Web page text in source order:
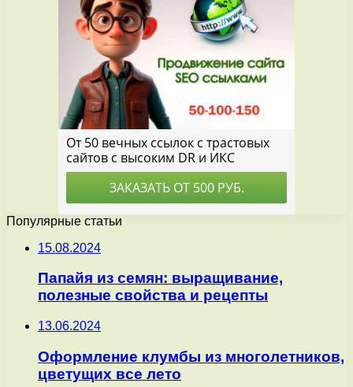
Популярные статьи
15.08.2024
Папайя из семян: выращивание,
полезные свойства и рецепты
13.06.2024
Оформление клумбы из многолетников,
цветущих все лето